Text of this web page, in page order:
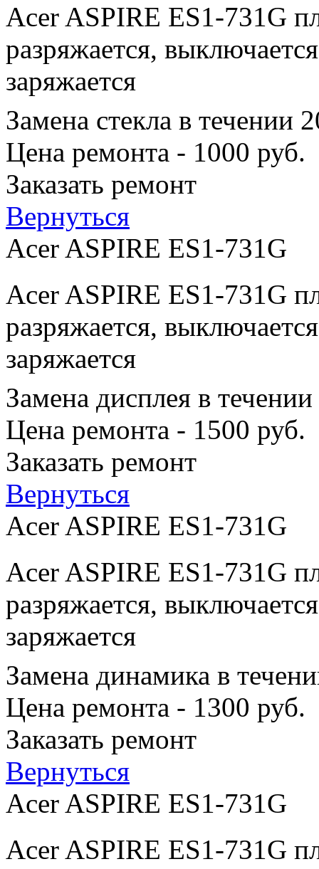
Acer ASPIRE ES1-731G
разряжается,
заряжается
Замена стекла в течении
Цена ремонта - 1000 руб.
Заказать ремонт
Вернуться
Acer ASPIRE ES1-731G
Acer ASPIRE ES1-731G
разряжается,
заряжается
Замена дисплея в
Цена ремонта - 1500 руб.
Заказать ремонт
Вернуться
Acer ASPIRE ES1-731G
Acer ASPIRE ES1-731G
разряжается,
заряжается
Замена динамика в
Цена ремонта - 1300 руб.
Заказать ремонт
Вернуться
Acer ASPIRE ES1-731G
Acer ASPIRE ES1-731G